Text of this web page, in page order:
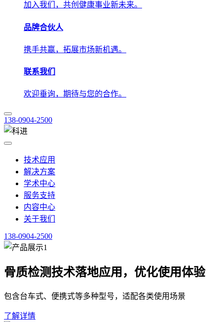
加入我们，共创健康事业新未来。
品牌合伙人
携手共赢，拓展市场新机遇。
联系我们
欢迎垂询，期待与您的合作。
138-0904-2500
技术应用
解决方案
学术中心
服务支持
内容中心
关于我们
138-0904-2500
骨质检测技术落地应用，优化使用体验
包含台车式、便携式等多种型号，适配各类使用场景
了解详情